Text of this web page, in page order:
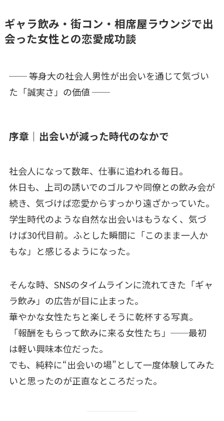
ギャラ飲み・街コン・相席屋ラウンジで出
会った女性との恋愛成功談
── 等身大の社会人男性が出会いを通じて気づい
た「誠実さ」の価値 ──
序章｜出会いが減った時代のなかで
社会人になって数年、仕事に追われる毎日。
休日も、上司の誘いでのゴルフや同僚との飲み会が
続き、気づけば恋愛からすっかり遠ざかっていた。
学生時代のような自然な出会いはもうなく、気づ
けば30代目前。ふとした瞬間に「このまま一人か
もな」と感じるようになった。
そんな時、SNSのタイムラインに流れてきた「ギャ
ラ飲み」の広告が目に止まった。
華やかな女性たちと楽しそうに乾杯する写真。
「報酬をもらって飲みに来る女性たち」──最初
は軽い興味本位だった。
でも、純粋に“出会いの場”として一度体験してみた
いと思ったのが正直なところだった。